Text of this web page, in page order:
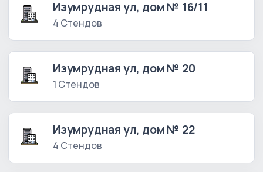
Изумрудная ул, дом № 16/11
4 Стендов
Изумрудная ул, дом № 20
1 Стендов
Изумрудная ул, дом № 22
4 Стендов